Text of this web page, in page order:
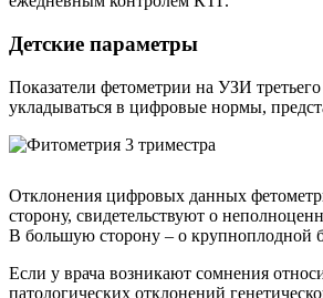
Детские параметры
Показатели фетометрии на УЗИ
укладываться в цифровые нормы,
Отклонения цифровых данных
сторону, свидетельствуют о
В большую сторону – о крупноплодной
Если у врача возникают сомнения
патологических отклонений